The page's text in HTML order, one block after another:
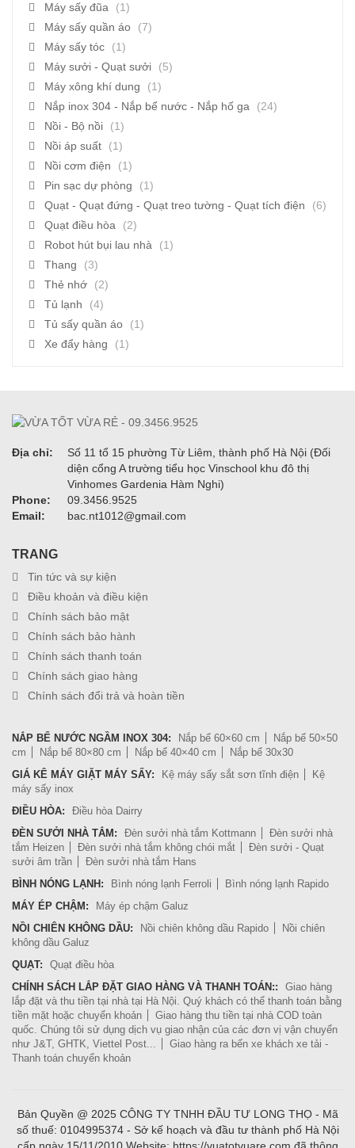
Máy sấy đũa
(1)
Máy sấy quần áo
(7)
Máy sấy tóc
(1)
Máy sưởi - Quạt sưởi
(5)
Máy xông khí dung
(1)
Nắp inox 304 - Nắp bể nước - Nắp hố ga
(24)
Nồi - Bộ nồi
(1)
Nồi áp suất
(1)
Nồi cơm điện
(1)
Pin sạc dự phòng
(1)
Quạt - Quạt đứng - Quạt treo tường - Quạt tích điện
(6)
Quạt điều hòa
(2)
Robot hút bụi lau nhà
(1)
Thang
(3)
Thẻ nhớ
(2)
Tủ lạnh
(4)
Tủ sấy quần áo
(1)
Xe đẩy hàng
(1)
Địa chỉ:
Số 11 tổ 15 phường Từ Liêm, thành phố Hà Nội (Đối
diện cổng A trường tiểu học Vinschool khu đô thị
Vinhomes Gardenia Hàm Nghi)
Phone:
09.3456.9525
Email:
bac.nt1012@gmail.com
TRANG
Tin tức và sự kiện
Điều khoản và điều kiện
Chính sách bảo mật
Chính sách bảo hành
Chính sách thanh toán
Chính sách giao hàng
Chính sách đổi trả và hoàn tiền
NẮP BỂ NƯỚC NGẦM INOX 304: Nắp bể 60×60 cm
Nắp bể 50×50
cm
Nắp bể 80×80 cm Nắp bể 40×40 cm
Nắp bể 30x30
GIÁ KÊ MÁY GIẶT MÁY SẤY:
Kệ máy sấy sắt sơn tĩnh điện
Kệ
máy sấy inox
ĐIỀU HÒA:
Điều hòa Dairry
ĐÈN SƯỞI NHÀ TẮM:
Đèn sưởi nhà tắm Kottmann
Đèn sưởi nhà
tắm Heizen
Đèn sưởi nhà tắm không chói mắt
Đèn sưởi - Quạt
sưởi âm trần
Đèn sưởi nhà tắm Hans
BÌNH NÓNG LẠNH:
Bình nóng lạnh Ferroli
Bình nóng lạnh Rapido
MÁY ÉP CHẬM:
Máy ép chậm Galuz
NỒI CHIÊN KHÔNG DẦU:
Nồi chiên không dầu Rapido
Nồi chiên
không dầu Galuz
QUẠT:
Quạt điều hòa
CHÍNH SÁCH LẮP ĐẶT GIAO HÀNG VÀ THANH TOÁN::
Giao hàng
lắp đặt và thu tiền tại nhà tại Hà Nội. Quý khách có thể thanh toán bằng
tiền mặt hoặc chuyển khoản
Giao hàng thu tiền tại nhà COD toàn
quốc. Chúng tôi sử dụng dịch vụ giao nhận của các đơn vị vận chuyển
như J&T, GHTK, Viettel Post...
Giao hàng ra bến xe khách xe tải -
Thanh toán chuyển khoản
Bản Quyền @ 2025 CÔNG TY TNHH ĐẦU TƯ LONG THỌ - Mã
số thuế: 0104995374 - Sở kế hoạch và đầu tư thành phố Hà Nội